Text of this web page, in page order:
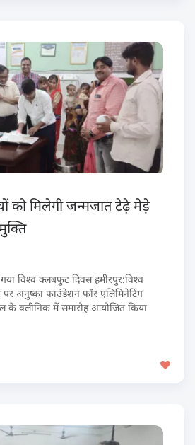
को मिलेगी जन्मजात टेढ़े मेड़े
विश्व क्लबफुट दिवस हमीरपुर:विश्व
अनुष्का फाउंडेशन फॉर एलिमिनेटिंग
के क्लीनिक में समारोह आयोजित किया